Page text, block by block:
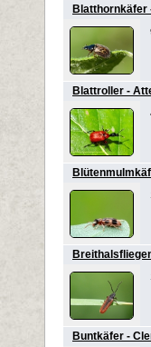
Blatthornkäfer
Blattroller -
Buntkäfer -